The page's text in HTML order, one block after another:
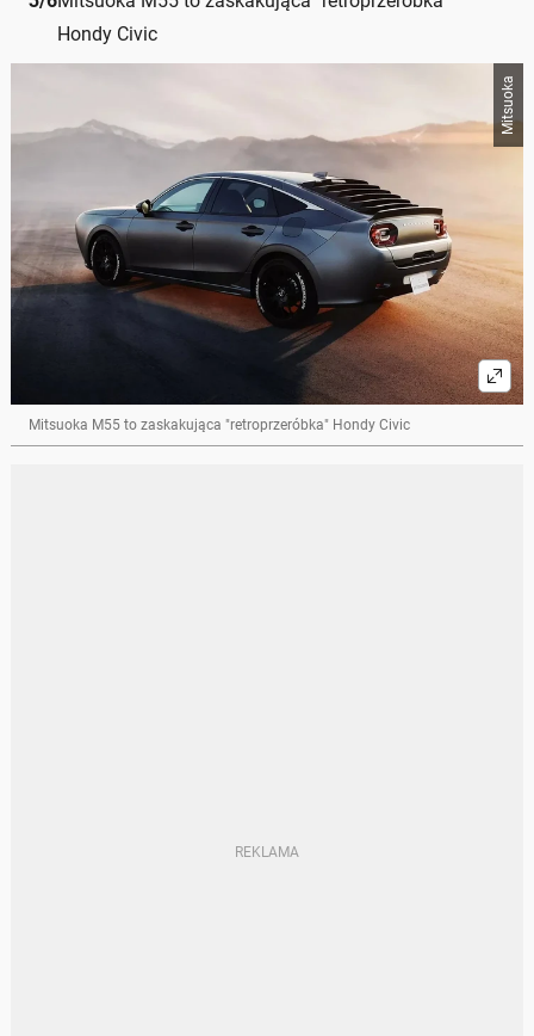
Hondy Civic
Mitsuoka
Mitsuoka M55 to zaskakująca "retroprzeróbka" Hondy Civic